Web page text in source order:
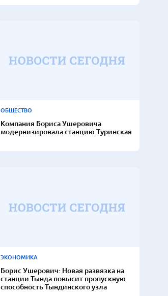
ОБЩЕСТВО
Компания Бориса Ушеровича
модернизировала станцию Туринская
ЭКОНОМИКА
Борис Ушерович: Новая развязка на
станции Тында повысит пропускную
способность Тындинского узла